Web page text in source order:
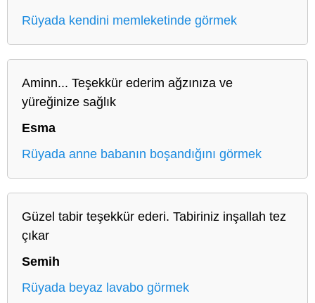
Rüyada kendini memleketinde görmek
Aminn... Teşekkür ederim ağzınıza ve
yüreğinize sağlık
Esma
Rüyada anne babanın boşandığını görmek
Güzel tabir teşekkür ederi. Tabiriniz inşallah tez
çıkar
Semih
Rüyada beyaz lavabo görmek